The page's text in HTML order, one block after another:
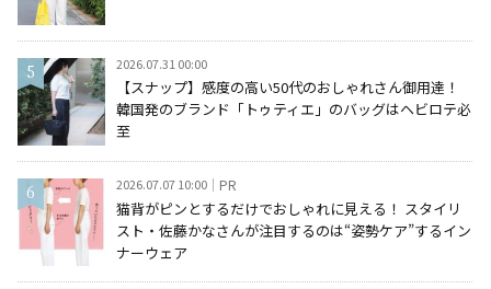
2026.07.31 00:00
【スナップ】感度の高い50代のおしゃれさん御用達！
韓国発のブランド「トゥティエ」のバッグはヘビロテ必
至
2026.07.07 10:00 PR
猫背がピンとするだけでおしゃれに見える！ スタイリ
スト・佐藤かなさんが注目するのは“姿勢ケア”するイン
ナーウェア